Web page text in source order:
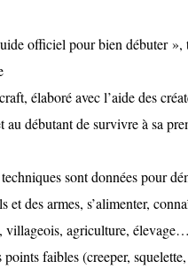
officiel pour bien débuter »,
élaboré avec l’aide des
au débutant de survivre à sa
sont données pour
et des armes, s’alimenter,
villageois, agriculture,
faibles (creeper,